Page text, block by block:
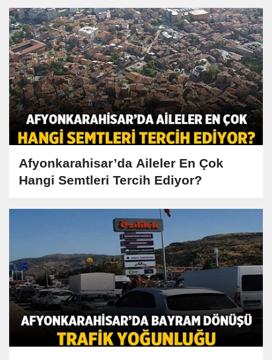
Afyonkarahisar’da Aileler En Çok
Hangi Semtleri Tercih Ediyor?